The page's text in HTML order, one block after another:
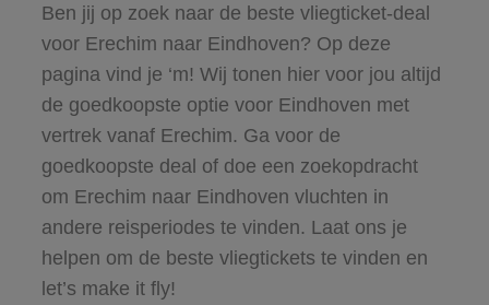
Ben jij op zoek naar de beste vliegticket-deal
voor Erechim naar Eindhoven? Op deze
pagina vind je ‘m! Wij tonen hier voor jou altijd
de goedkoopste optie voor Eindhoven met
vertrek vanaf Erechim. Ga voor de
goedkoopste deal of doe een zoekopdracht
om Erechim naar Eindhoven vluchten in
andere reisperiodes te vinden. Laat ons je
helpen om de beste vliegtickets te vinden en
let’s make it fly!